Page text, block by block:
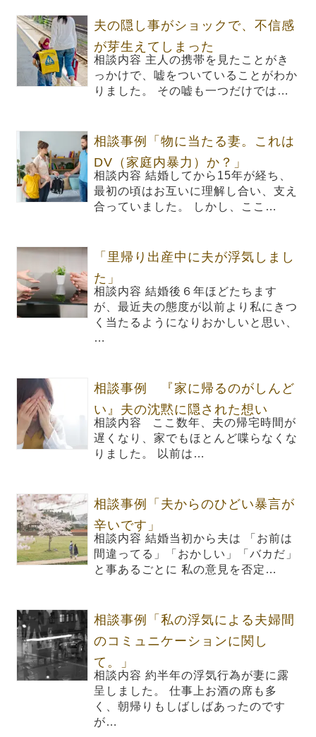
夫の隠し事がショックで、不信感
が芽生えてしまった
相談内容 主人の携帯を見たことがき
っかけで、嘘をついていることがわか
りました。 その嘘も一つだけでは…
相談事例「物に当たる妻。これは
DV（家庭内暴力）か？」
相談内容 結婚してから15年が経ち、
最初の頃はお互いに理解し合い、支え
合っていました。 しかし、ここ…
「里帰り出産中に夫が浮気しまし
た」
相談内容 結婚後６年ほどたちます
が、最近夫の態度が以前より私にきつ
く当たるようになりおかしいと思い、
…
相談事例 『家に帰るのがしんど
い』夫の沈黙に隠された想い
相談内容 ここ数年、夫の帰宅時間が
遅くなり、家でもほとんど喋らなくな
りました。 以前は…
相談事例「夫からのひどい暴言が
辛いです」
相談内容 結婚当初から夫は 「お前は
間違ってる」「おかしい」「バカだ」
と事あるごとに 私の意見を否定…
相談事例「私の浮気による夫婦間
のコミュニケーションに関し
て。」
相談内容 約半年の浮気行為が妻に露
呈しました。 仕事上お酒の席も多
く、朝帰りもしばしばあったのです
が…